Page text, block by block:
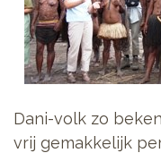
Dani-volk zo
vrij gemakkelijk